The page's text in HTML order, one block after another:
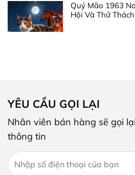
Quý Mão 1963
Hội Và Thử
YÊU CẦU GỌI LẠI
Nhân viên bán hàng sẽ gọi
thông tin